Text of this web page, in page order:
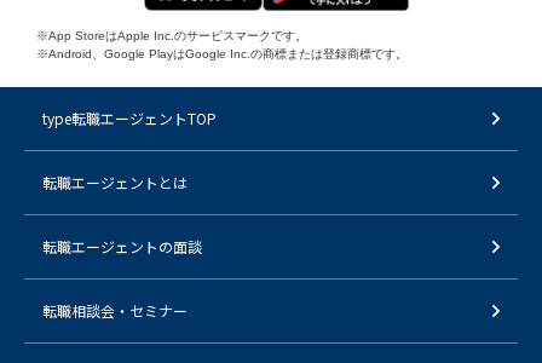
※App StoreはApple Inc.のサービスマークです。
※Android、Google PlayはGoogle Inc.の商標または登録商標です。
type転職エージェントTOP
転職エージェントとは
転職エージェントの面談
転職相談会・セミナー